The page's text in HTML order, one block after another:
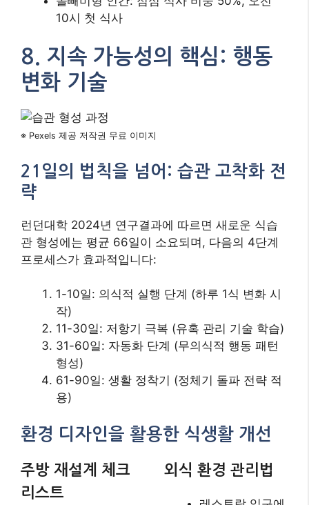
런던대학 2024년 연구결과에 따르면 새로운 식습
관 형성에는 평균 66일이 소요되며, 다음의 4단계
프로세스가 효과적입니다:
1-10일: 의식적 실행 단계 (하루 1식 변화 시
작)
11-30일: 저항기 극복 (유혹 관리 기술 학습)
형성)
61-90일: 생활 정착기 (정체기 돌파 전략 적
환경 디자인을 활용한 식생활 개선
리스트
눈 높이 위치에
물병 배치
과일박스를 작업
대 중심에 설치
유혹식품은 불투
서 메뉴 3회 읽
기
1/3 포장 요청
9. 디지털 기술을 활용한 현대
적 식단 관리